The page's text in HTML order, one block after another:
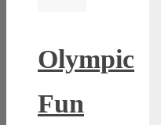
Olympic
Fun